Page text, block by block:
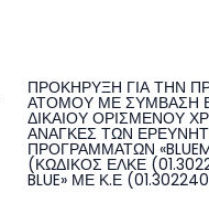
ΠΡΟΚΗΡΥΞΗ ΓΙΑ ΤΗΝ
ΑΤΟΜΟΥ ΜΕ ΣΥΜΒΑΣΗ
ΔΙΚΑΙΟΥ ΟΡΙΣΜΕΝΟΥ
ΑΝΑΓΚΕΣ ΤΩΝ
ΠΡΟΓΡΑΜΜΑΤΩΝ
(ΚΩΔΙΚΟΣ ΕΛΚΕ
BLUE» ΜΕ Κ.Ε